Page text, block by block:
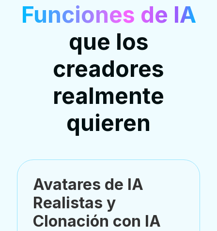
Funciones de IA
que los
creadores
realmente
quieren
Avatares de IA
Realistas y
Clonación con IA